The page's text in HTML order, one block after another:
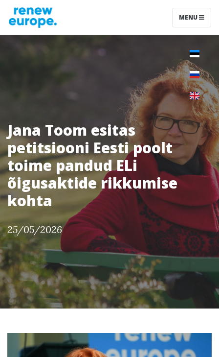
MENU
Jana Toom esitas
petitsiooni Eesti poolt
toime pandud ELi
õigusaktide rikkumise
kohta
25/05/2026